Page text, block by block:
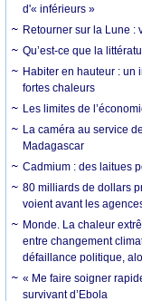
d'« inférieurs »
Retourner sur la Lune :
Qu’est-ce que la
Habiter en hauteur : un
fortes chaleurs
Les limites de
La caméra au service
Madagascar
Cadmium : des laitues
80 milliards de dollars
voient avant les
Monde. La chaleur
entre changement
défaillance politique,
« Me faire soigner
survivant d’Ebola